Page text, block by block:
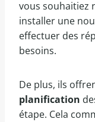
vous souhaitiez
installer une
effectuer des
besoins.
De plus, ils
planification
étape. Cela